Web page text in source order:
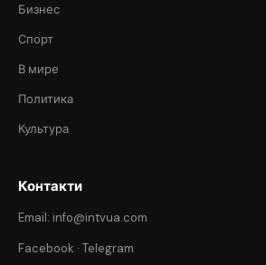
Бизнес
Спорт
В мире
Политика
Культура
Контакти
Email: info@intvua.com
Facebook · Telegram